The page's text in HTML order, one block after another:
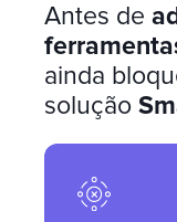
Antes de
ainda
solução